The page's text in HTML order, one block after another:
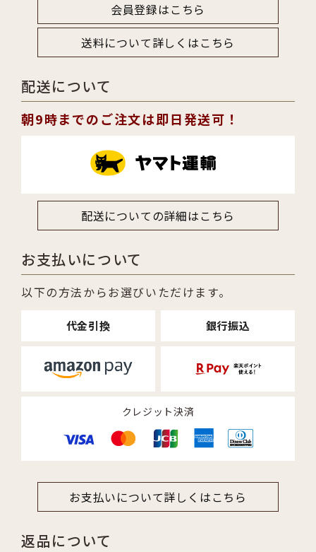
会員登録はこちら
送料について詳しくはこちら
配送について
朝9時までのご注文は即日発送可！
配送についての詳細はこちら
お支払いについて
以下の方法からお選びいただけます。
代金引換 銀行振込
クレジット決済
お支払いについて詳しくはこちら
返品について